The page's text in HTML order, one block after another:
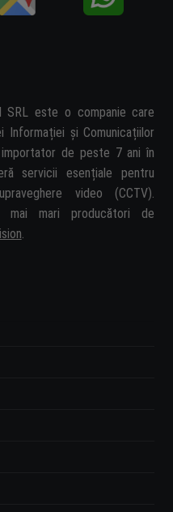
SRL este o companie care
Informației și Comunicațiilor
de peste 7 ani în
servicii esențiale pentru
video (CCTV).
mai mari producători de
.